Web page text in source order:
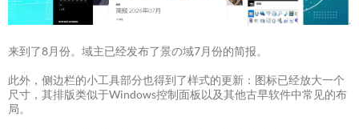
来到了8月份。域主已经发布了景の域7月份的简报。
此外，侧边栏的小工具部分也得到了样式的更新：图标已经放大一个
尺寸，其排版类似于Windows控制面板以及其他古早软件中常见的布
局。